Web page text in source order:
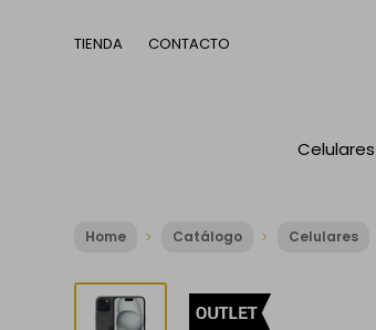
Celulares
TIENDA CONTACTO
Home Catálogo Celulares